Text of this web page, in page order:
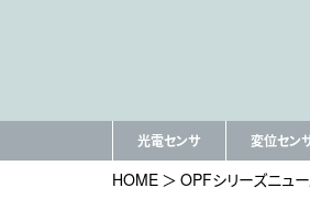
光電センサ 変位セン
HOME OPFシリーズニュ